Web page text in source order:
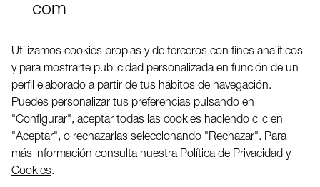
com
Twitter
LinkedIN
2026 ©
Utilizamos cookies propias y de terceros con fines analíticos
y para mostrarte publicidad personalizada en función de un
perfil elaborado a partir de tus hábitos de navegación.
Puedes personalizar tus preferencias pulsando en
"Configurar", aceptar todas las cookies haciendo clic en
"Aceptar", o rechazarlas seleccionando "Rechazar". Para
más información consulta nuestra Política de Privacidad y
Cookies.